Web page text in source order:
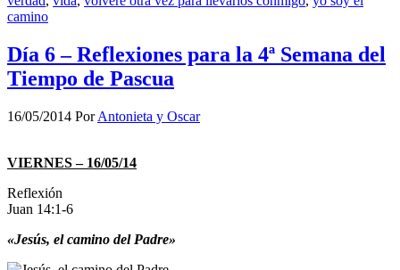
camino
Día 6 – Reflexiones para la 4ª Semana del
Tiempo de Pascua
16/05/2014 PorAntonieta y Oscar
VIERNES – 16/05/14
Reflexión
Juan 14:1-6
«Jesús, el camino del Padre»